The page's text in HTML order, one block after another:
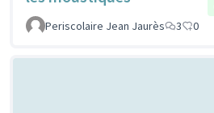
Periscolaire Jean Jaurès
3 0